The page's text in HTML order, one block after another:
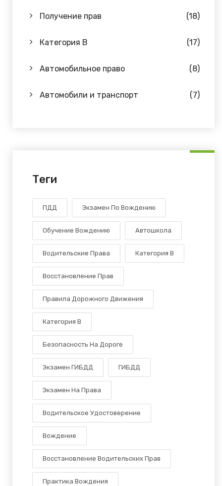
Получение прав (18)
Категория B (17)
Автомобильное право (8)
Автомобили и транспорт (7)
Теги
ПДД Экзамен По Вождению
Обучение Вождению Автошкола
Водительские Права Категория В
Восстановление Прав
Правила Дорожного Движения
Категория B
Безопасность На Дороге
Экзамен ГИБДД ГИБДД
Экзамен На Права
Водительское Удостоверение
Вождение
Восстановление Водительских Прав
Практика Вождения